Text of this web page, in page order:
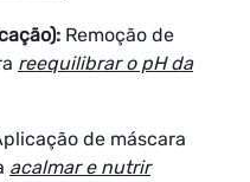
Remoção de
reequilibrar o pH da
de máscara
acalmar e nutrir